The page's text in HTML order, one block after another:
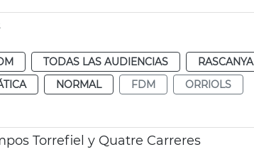
TODAS LAS AUDIENCIAS RASCANYA
NORMAL FDM
ORRIOLS
Torrefiel y Quatre Carreres